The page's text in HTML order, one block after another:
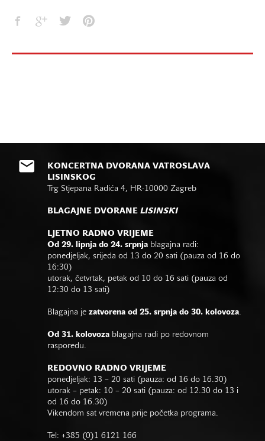
KONCERTNA DVORANA VATROSLAVA
LISINSKOG
Trg Stjepana Radića 4, HR-10000 Zagreb
BLAGAJNE DVORANE LISINSKI
LJETNO RADNO VRIJEME
Od 29. lipnja do 24. srpnja blagajna radi:
ponedjeljak, srijeda od 13 do 20 sati (pauza od 16 do
16:30)
utorak, četvrtak, petak od 10 do 16 sati (pauza od
12:30 do 13 sati)
Blagajna je zatvorena od 25. srpnja do 30. kolovoza.
Od 31. kolovoza blagajna radi po redovnom
rasporedu.
REDOVNO RADNO VRIJEME
ponedjeljak: 13 – 20 sati (pauza: od 16 do 16.30)
utorak – petak: 10 – 20 sati (pauza: od 12.30 do 13 i
od 16 do 16.30)
Vikendom sat vremena prije početka programa.
Tel: +385 (0)1 6121 166